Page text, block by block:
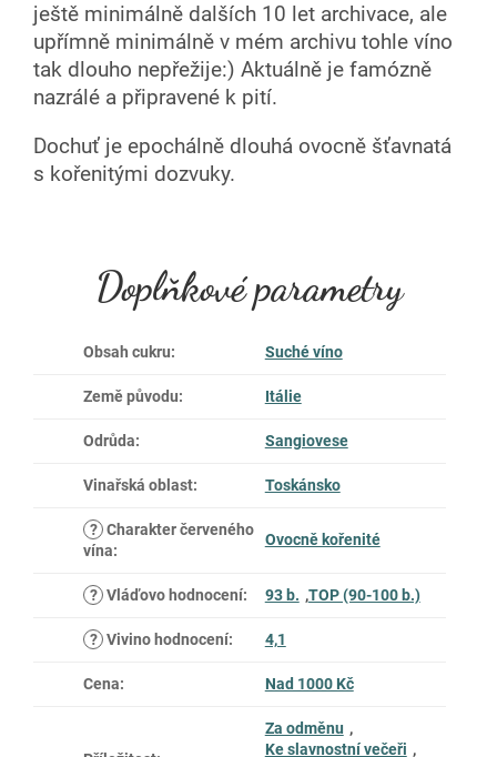
ještě minimálně dalších 10 let archivace, ale
upřímně minimálně v mém archivu tohle víno
tak dlouho nepřežije:) Aktuálně je famózně
nazrálé a připravené k pití.
Dochuť je epochálně dlouhá ovocně šťavnatá
s kořenitými dozvuky.
Doplňkové parametry
Obsah cukru: Suché víno
Země původu: Itálie
Odrůda: Sangiovese
Vinařská oblast: Toskánsko
? Charakter červeného
vína:
Ovocně kořenité
? Vláďovo hodnocení: 93 b. ,TOP (90-100 b.)
? Vivino hodnocení: 4,1
Cena: Nad 1000 Kč
Za odměnu ,
Ke slavnostní večeři ,